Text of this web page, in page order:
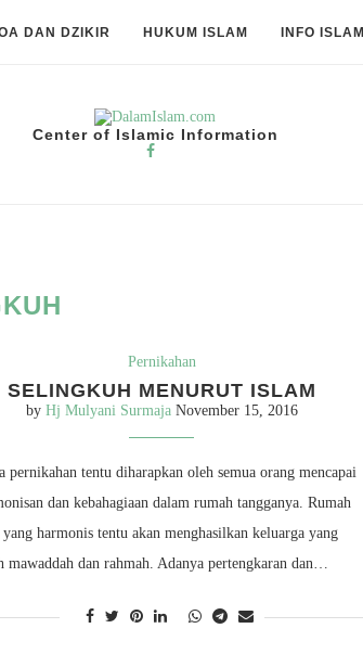
DAN DZIKIR HUKUM ISLAM INFO ISLAMI
Center of Islamic Information
Pernikahan
SELINGKUH MENURUT ISLAM
by Hj Mulyani Surmaja November 15, 2016
pernikahan tentu diharapkan oleh semua orang mencapai
dan kebahagiaan dalam rumah tangganya. Rumah
yang harmonis tentu akan menghasilkan keluarga yang
mawaddah dan rahmah. Adanya pertengkaran dan…